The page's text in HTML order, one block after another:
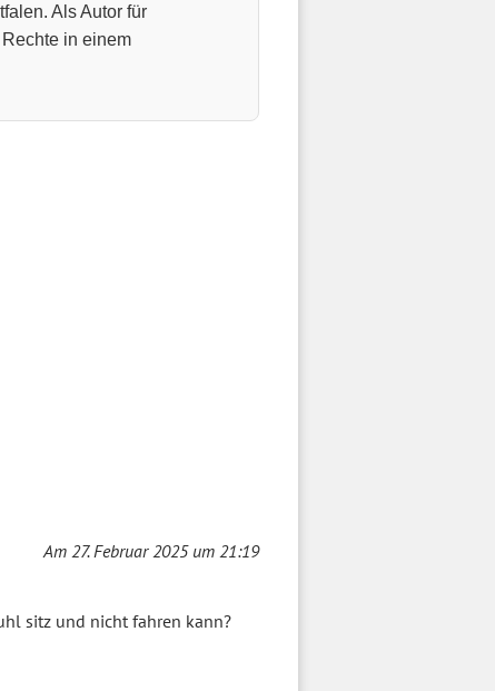
Als Autor für
in einem
Am 27. Februar 2025 um 21:19
sitz und nicht fahren kann?